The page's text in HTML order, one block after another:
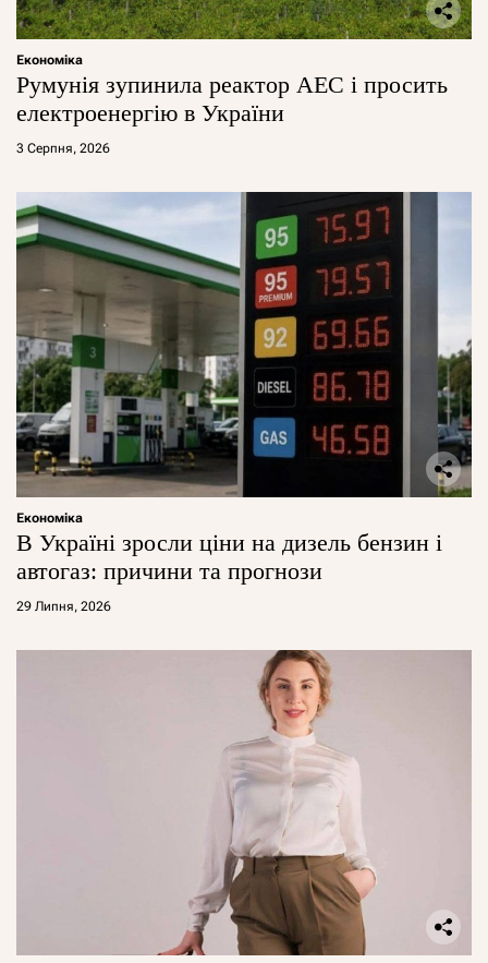
Економіка
Румунія зупинила реактор АЕС і просить
електроенергію в України
3 Серпня, 2026
Економіка
В Україні зросли ціни на дизель бензин і
автогаз: причини та прогнози
29 Липня, 2026